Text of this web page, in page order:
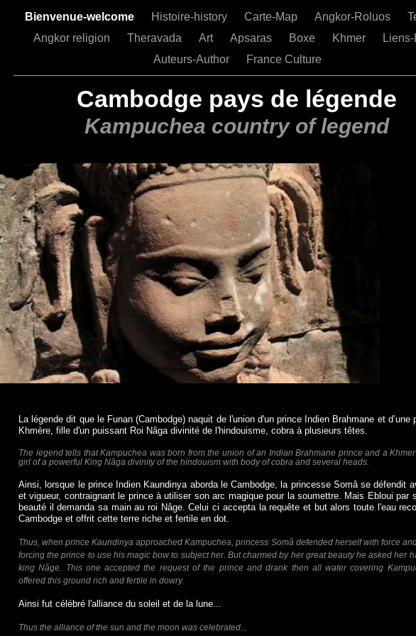
Bienvenue-welcome Histoire-history Carte-Map Angkor-Roluos
Angkor religion
Theravada Art Apsaras Boxe Khmer
Auteurs-Author
France Culture
La légende dit que le Funan (Cambodge) naquit de l'union d'un prince Indien Brahmane et d’une
Khmère, fille d'un puissant Roi Nâga divinité de l'hindouisme, cobra à plusieurs têtes.
The legend tells that Kampuchea was born from the union of an Indian Brahmane prince and a
girl of a powerful King Nâga divinity of the hindouism with body of cobra and several heads.
Ainsi, lorsque le prince Indien Kaundinya aborda le Cambodge, la princesse Somâ se défendit
et vigueur, contraignant le prince à utiliser son arc magique pour la soumettre. Mais Ebloui par
beauté il demanda sa main au roi Nâge. Celui ci accepta la requête et but alors toute l'eau
Cambodge et offrit cette terre riche et fertile en dot.
Thus, when prince Kaundinya approached Kampuchea, princess Somâ defended herself with force
forcing the prince to use his magic bow to subject her. But charmed by her great beauty he asked her
king Nâge. This one accepted the request of the prince and drank then all water covering
offered this ground rich and fertile in dowry.
Ainsi fut célébré l'alliance du soleil et de la lune...
Thus the alliance of the sun and the moon was celebrated...
Cambodge pays de légende
Kampuchea country of legend